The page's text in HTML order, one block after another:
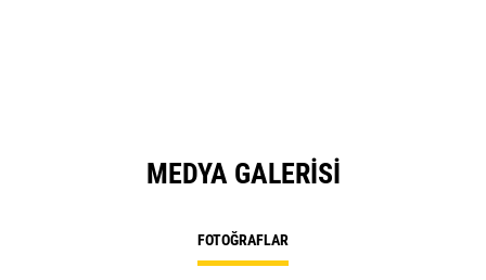
MEDYA GALERISI
FOTOĞRAFLAR